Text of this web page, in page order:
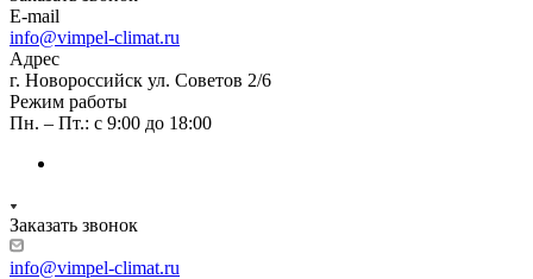
E-mail
info@vimpel-climat.ru
Адрес
г. Новороссийск ул. Советов 2/6
Режим работы
Пн. – Пт.: с 9:00 до 18:00
Заказать звонок
info@vimpel-climat.ru